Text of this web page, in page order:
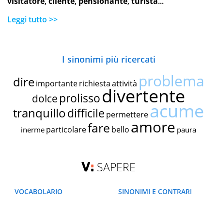
Leggi tutto >>
I sinonimi più ricercati
dire importante richiestaattività problema
dolce prolissodivertente
tranquillodifficile permettereacume
inerme particolarefare bello amore paura
SAPERE
VOCABOLARIO
SINONIMI E CONTRARI